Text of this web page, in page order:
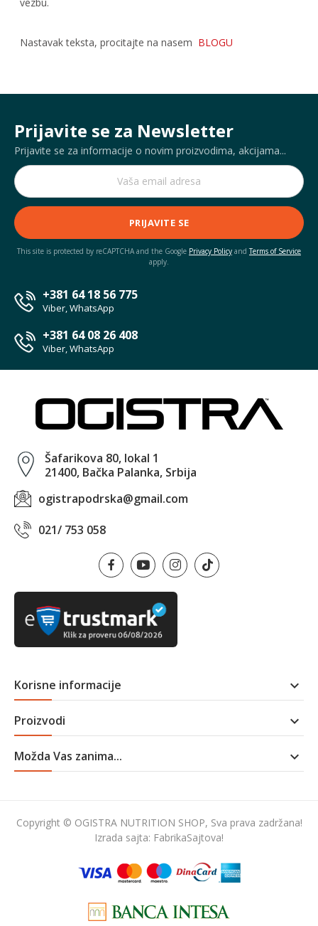
Nastavak teksta, procitajte na nasem BLOGU
Prijavite se za Newsletter
Prijavite se za informacije o novim proizvodima, akcijama...
PRIJAVITE SE
This site is protected by reCAPTCHA and the Google Privacy Policy andTerms of Service
apply.
+381 64 18 56 775
Viber, WhatsApp
+381 64 08 26 408
Viber, WhatsApp
Šafarikova 80, lokal 1
21400, Bačka Palanka, Srbija
ogistrapodrska@gmail.com
021/ 753 058
Korisne informacije 
Proizvodi 
Možda Vas zanima... 
Copyright © OGISTRA NUTRITION SHOP, Sva prava zadržana!
Izrada sajta: FabrikaSajtova!